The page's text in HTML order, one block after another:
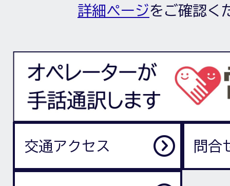
詳細ページをご確認く
交通アクセス 問合